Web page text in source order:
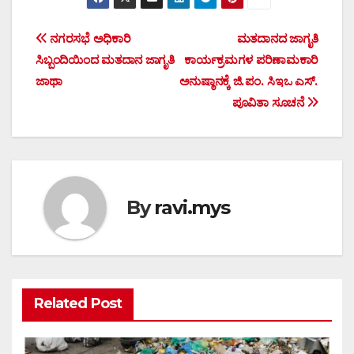
Post
navigation
ಮತದಾನದ ಜಾಗೃತಿ
ಕಾರ್ಯಕ್ರಮಗಳ ಪರಿಣಾಮಕಾರಿ
ಅನುಷ್ಠಾನಕ್ಕೆ ಜಿ.ಪಂ. ಸಿಇಒ ಎಸ್.
ಪೂವಿತಾ ಸೂಚನೆ
ನಗರಸಭೆ ಅಧಿಕಾರಿ
ಸಿಬ್ಬಂದಿಯಿಂದ ಮತದಾನ ಜಾಗೃತಿ
ಜಾಥಾ
Byravi.mys
Related Post